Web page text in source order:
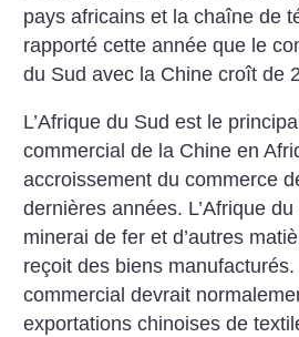
pays africains et la chaîne de
rapporté cette année que le
du Sud avec la Chine croît de
L’Afrique du Sud est le
commercial de la Chine en
accroissement du commerce
dernières années. L’Afrique
minerai de fer et d’autres
reçoit des biens
commercial devrait
exportations chinoises de